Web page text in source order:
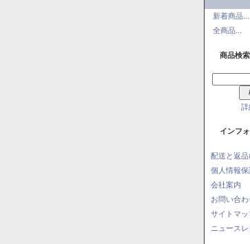
新着商品...
全商品...
商品検索
詳
インフォ
配送と返品
個人情報
会社案内
お問い合わ
サイトマッ
ニュース